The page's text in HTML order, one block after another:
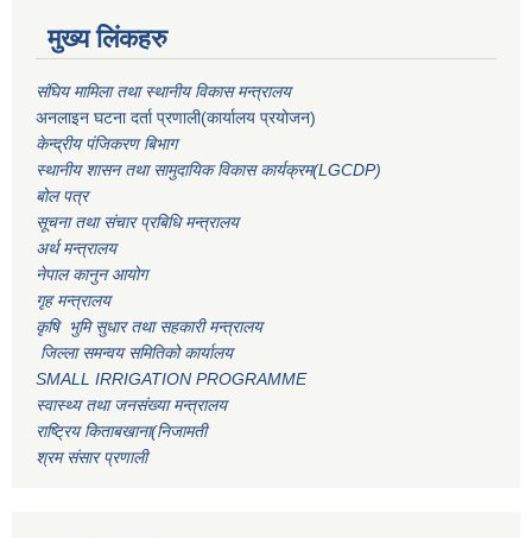
मुख्य लिंकहरु
संघिय मामिला तथा स्थानीय विकास मन्त्रालय
अनलाइन घटना दर्ता प्रणाली(कार्यालय प्रयोजन)
केन्द्रीय पंजिकरण बिभाग
स्थानीय शासन तथा सामुदायिक विकास कार्यक्रम(LGCDP)
बोल पत्र
सूचना तथा संचार प्रबिधि मन्त्रालय
अर्थ मन्त्रालय
नेपाल कानुन आयोग
गृह मन्त्रालय
कृषि भुमि सुधार तथा सहकारी मन्त्रालय
जिल्ला समन्वय समितिको कार्यालय
SMALL IRRIGATION PROGRAMME
स्वास्थ्य तथा जनसंख्या मन्त्रालय
राष्ट्रिय किताबखाना(निजामती
श्रम संसार प्रणाली